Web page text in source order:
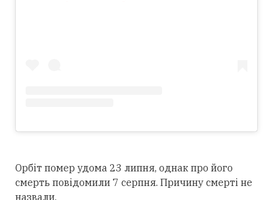
Орбіт помер удома 23 липня, однак про його
смерть повідомили 7 серпня. Причину смерті не
назвали.